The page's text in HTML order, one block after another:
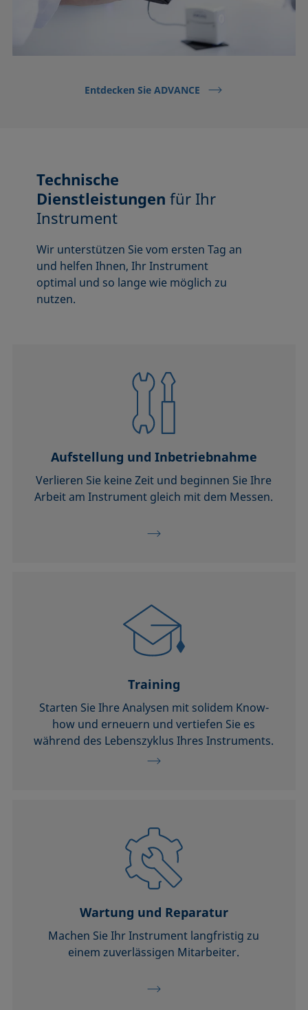
Entdecken Sie ADVANCE
Technische
Dienstleistungen für Ihr
Instrument
Wir unterstützen Sie vom ersten Tag an
und helfen Ihnen, Ihr Instrument
optimal und so lange wie möglich zu
nutzen.
Aufstellung und Inbetriebnahme
Verlieren Sie keine Zeit und beginnen Sie Ihre
Arbeit am Instrument gleich mit dem Messen.
Training
Starten Sie Ihre Analysen mit solidem Know-
how und erneuern und vertiefen Sie es
während des Lebenszyklus Ihres Instruments.
Wartung und Reparatur
Machen Sie Ihr Instrument langfristig zu
einem zuverlässigen Mitarbeiter.